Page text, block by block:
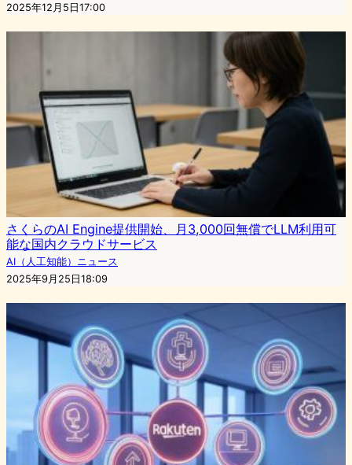
2025年12月5日17:00
さくらのAI Engine提供開始、月3,000回無償でLLM利用可
能な国内クラウドサービス
AI（人工知能）ニュース
2025年9月25日18:09